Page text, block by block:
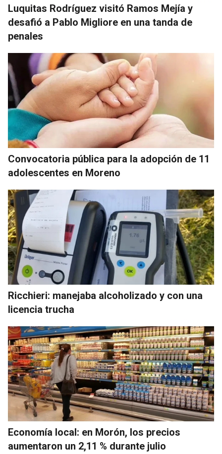
Luquitas Rodríguez visitó Ramos Mejía y
desafió a Pablo Migliore en una tanda de
penales
Convocatoria pública para la adopción de 11
adolescentes en Moreno
Ricchieri: manejaba alcoholizado y con una
licencia trucha
Economía local: en Morón, los precios
aumentaron un 2,11 % durante julio